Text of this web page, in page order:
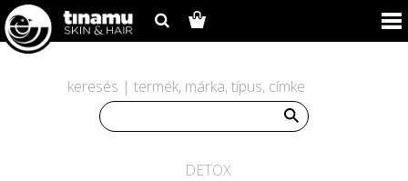
keresés | termék, márka, típus, címke
DETOX